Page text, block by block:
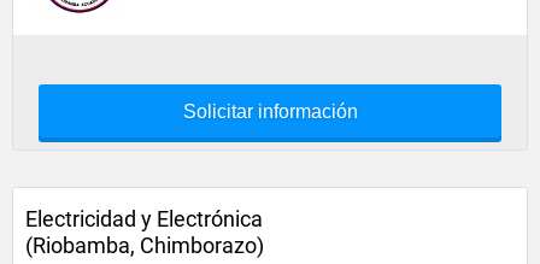
Solicitar información
Electricidad y Electrónica
(Riobamba, Chimborazo)